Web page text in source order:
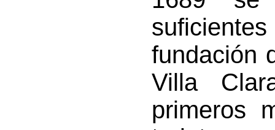
fundación
Villa
primeros